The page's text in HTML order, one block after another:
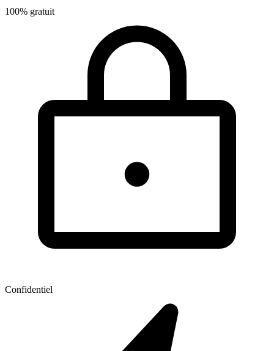
100% gratuit
Confidentiel